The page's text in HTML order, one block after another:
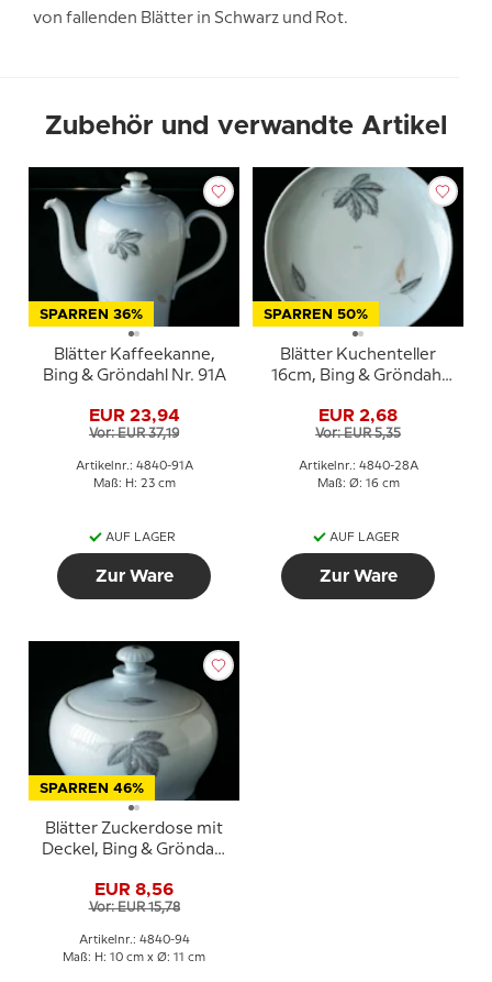
von fallenden Blätter in Schwarz und Rot.
Zubehör und verwandte Artikel
SPARREN 36%
Blätter Kaffeekanne,
Bing & Gröndahl Nr. 91A
EUR 23,94
Vor: EUR 37,19
Artikelnr.: 4840-91A
Maß: H: 23 cm
AUF LAGER
Zur Ware
SPARREN 50%
Blätter Kuchenteller
16cm, Bing & Gröndahl
EUR 2,68
Vor: EUR 5,35
Artikelnr.: 4840-28A
Maß: Ø: 16 cm
AUF LAGER
Zur Ware
SPARREN 46%
Blätter Zuckerdose mit
Deckel, Bing & Gröndahl
EUR 8,56
Vor: EUR 15,78
Artikelnr.: 4840-94
Maß: H: 10 cm x Ø: 11 cm